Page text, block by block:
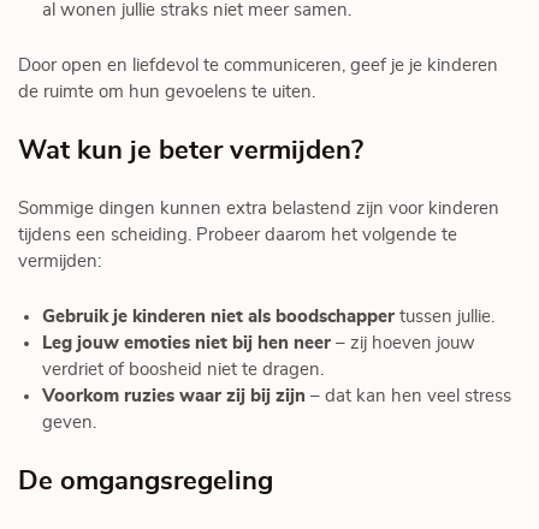
al wonen jullie straks niet meer samen.
Door open en liefdevol te communiceren, geef je je kinderen
de ruimte om hun gevoelens te uiten.
Wat kun je beter vermijden?
Sommige dingen kunnen extra belastend zijn voor kinderen
tijdens een scheiding. Probeer daarom het volgende te
vermijden:
Gebruik je kinderen niet als boodschapper tussen jullie.
Leg jouw emoties niet bij hen neer – zij hoeven jouw
verdriet of boosheid niet te dragen.
Voorkom ruzies waar zij bij zijn – dat kan hen veel stress
geven.
De omgangsregeling